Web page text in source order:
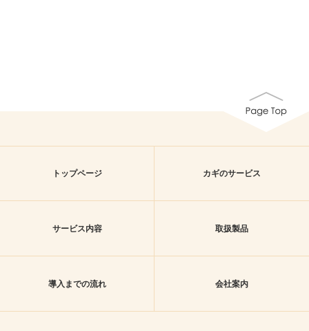
トップページ カギのサービス
サービス内容 取扱製品
導入までの流れ 会社案内